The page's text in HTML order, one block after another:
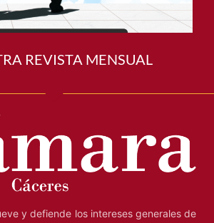
REVISTA MENSUAL
y defiende los intereses generales de